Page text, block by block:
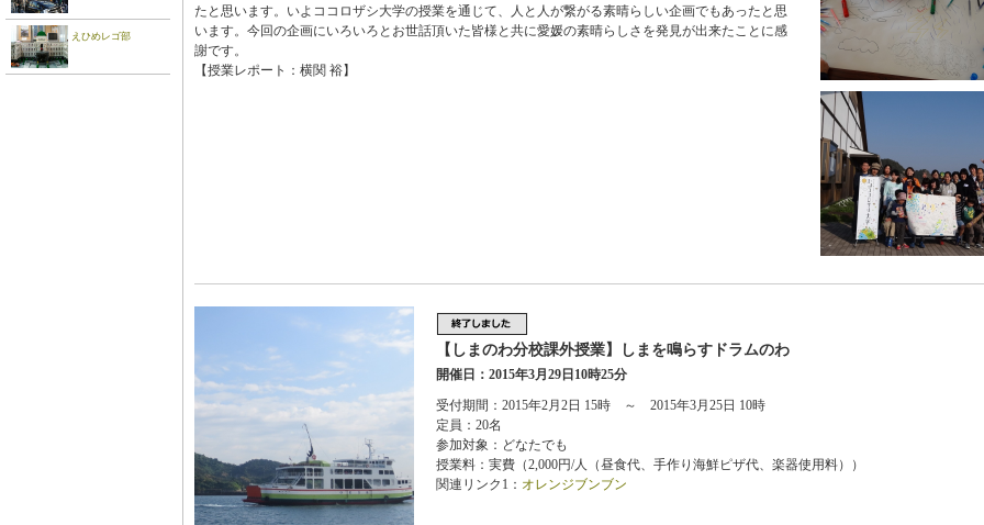
えひめレゴ部
たと思います。いよココロザシ大学の授業を通じて、人と人が繋がる素晴らしい企画でもあったと思
います。今回の企画にいろいろとお世話頂いた皆様と共に愛媛の素晴らしさを発見が出来たことに感
謝です。
【授業レポート：横関 裕】
【しまのわ分校課外授業】しまを鳴らすドラムのわ
開催日：2015年3月29日10時25分
受付期間：2015年2月2日 15時 ～ 2015年3月25日 10時
定員：20名
参加対象：どなたでも
授業料：実費（2,000円/人（昼食代、手作り海鮮ピザ代、楽器使用料））
関連リンク1： オレンジブンブン